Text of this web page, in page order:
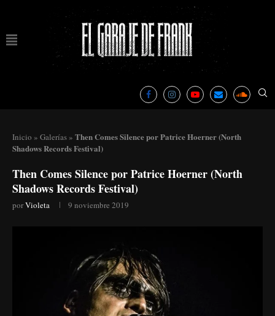
Inicio » Galerías » Then Comes Silence por Patrice Hoerner (North
Shadows Records Festival)
Then Comes Silence por Patrice Hoerner (North
Shadows Records Festival)
porVioleta 9 noviembre 2019